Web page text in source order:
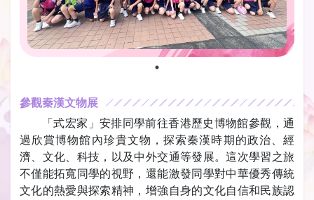
參觀秦漢文物展
「式宏家」安排同學前往香港歷史博物館參觀，通
過欣賞博物館內珍貴文物，探索秦漢時期的政治、經
濟、文化、科技，以及中外交通等發展。這次學習之旅
不僅能拓寬同學的視野，還能激發同學對中華優秀傳統
文化的熱愛與探索精神，增強自身的文化自信和民族認